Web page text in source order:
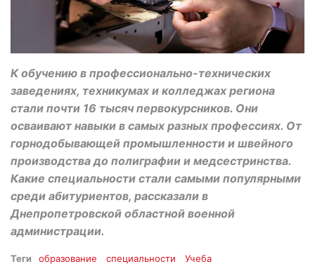
К обучению в профессионально-технических
заведениях, техникумах и колледжах региона
стали почти 16 тысяч первокурсников. Они
осваивают навыки в самых разных профессиях. От
горнодобывающей промышленности и швейного
производства до полиграфии и медсестринства.
Какие специальности стали самыми популярными
среди абитуриентов, рассказали в
Днепропетровской областной военной
администрации.
Теги образование специальности Учеба